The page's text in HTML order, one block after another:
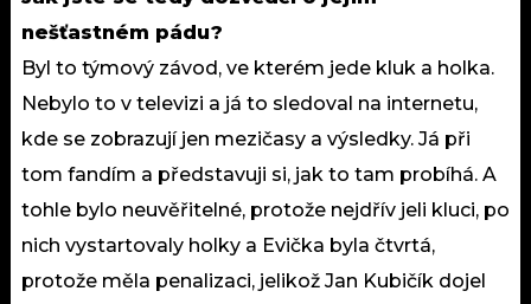
nešťastném pádu?
Byl to týmový závod, ve kterém jede kluk a holka.
Nebylo to v televizi a já to sledoval na internetu,
kde se zobrazují jen mezičasy a výsledky. Já při
tom fandím a představuji si, jak to tam probíhá. A
tohle bylo neuvěřitelné, protože nejdřív jeli kluci, po
nich vystartovaly holky a Evička byla čtvrtá,
protože měla penalizaci, jelikož Jan Kubičík dojel